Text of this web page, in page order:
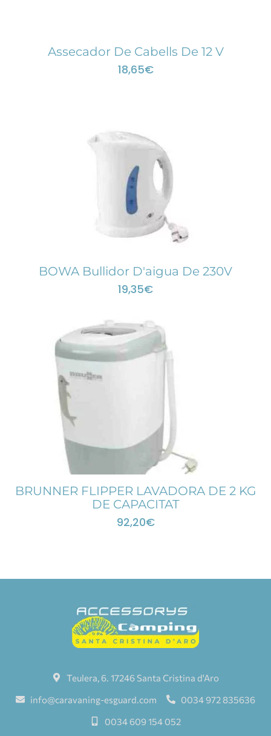
Assecador De Cabells De 12 V
18,65€
BOWA Bullidor D'aigua De 230V
19,35€
BRUNNER FLIPPER LAVADORA DE 2 KG
DE CAPACITAT
92,20€
Teulera, 6. 17246 Santa Cristina d'Aro
info@caravaning-esguard.com
0034 972 835636
0034 609 154 052